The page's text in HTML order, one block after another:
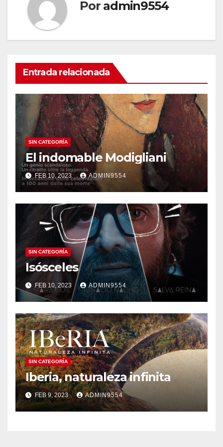
Por admin9554
Entrada relacionada
SIN CATEGORÍA
El indomable Modigliani
FEB 10, 2023 ADMIN9554
SIN CATEGORÍA
Isósceles
FEB 10, 2023 ADMIN9554
SIN CATEGORÍA
Iberia, naturaleza infinita
FEB 9, 2023 ADMIN9554